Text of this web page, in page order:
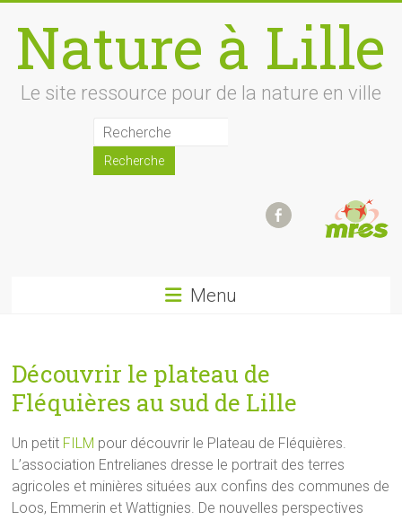
content
Nature à Lille
Le site ressource pour de la nature en ville
Menu
Découvrir le plateau de
Fléquières au sud de Lille
Un petit FILM pour découvrir le Plateau de Fléquières.
L’association Entrelianes dresse le portrait des terres
agricoles et minières situées aux confins des communes de
Loos, Emmerin et Wattignies. De nouvelles perspectives